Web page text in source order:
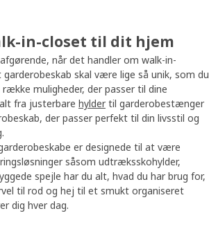
in-closet til dit hjem
når det handler om walk-in-
skal være lige så unik, som du
muligheder, der passer til dine
fra justerbare hylder til garderobestænger
der passer perfekt til din livsstil og
er designede til at være
såsom udtræksskohylder,
spejle har du alt, hvad du har brug for,
til rod og hej til et smukt organiseret
dig hver dag.